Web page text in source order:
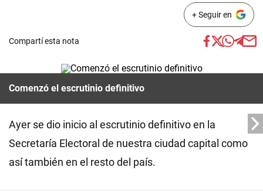
+ Seguir en
Compartí esta nota
Comenzó el escrutinio definitivo
Ayer se dio inicio al escrutinio definitivo en la
Secretaría Electoral de nuestra ciudad capital como
así también en el resto del país.